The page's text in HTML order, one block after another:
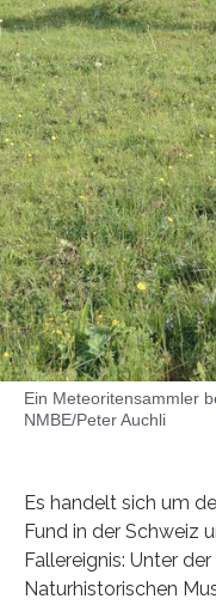
Ein Meteoritensammler
NMBE/Peter Auchli
Es handelt sich um
Fund in der Schweiz
Fallereignis: Unter
Naturhistorischen